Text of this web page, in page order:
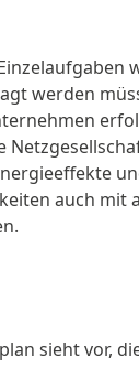
werden
auch mit
sieht vor,